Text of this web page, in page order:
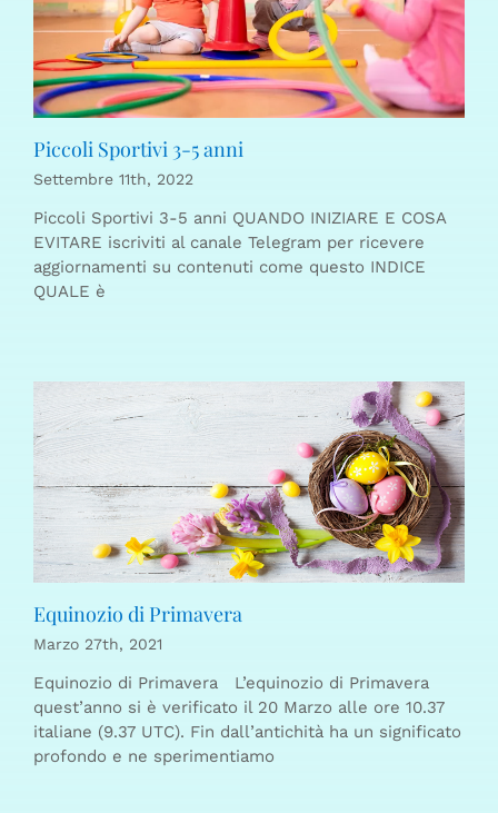
Piccoli Sportivi 3-5 anni
Settembre 11th, 2022
Piccoli Sportivi 3-5 anni QUANDO INIZIARE E COSA
EVITARE iscriviti al canale Telegram per ricevere
aggiornamenti su contenuti come questo INDICE
QUALE è
Equinozio di Primavera
Marzo 27th, 2021
Equinozio di Primavera L’equinozio di Primavera
quest’anno si è verificato il 20 Marzo alle ore 10.37
italiane (9.37 UTC). Fin dall’antichità ha un significato
profondo e ne sperimentiamo